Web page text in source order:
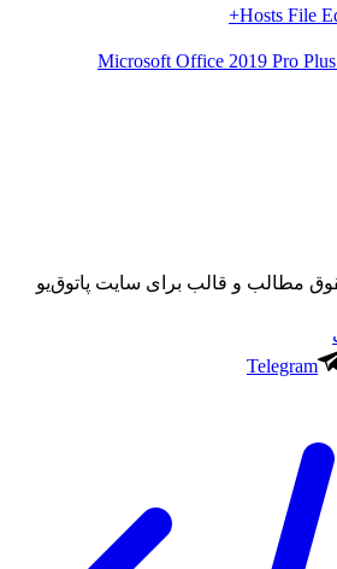
Hosts
مطالب و قالب برای سایت پاتوق‌یو